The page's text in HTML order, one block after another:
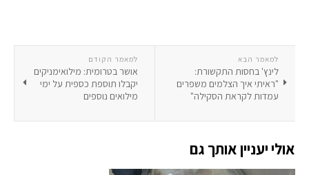
למאמר הקודם
אושר בטרומית: מילואימניקים
יקבלו תוספת כספית על ימי
מילואים נוספים
למאמר הבא
לינץ' בחסות התקשורת:
"ראיתי איך הצלמים משפרים
עמדות לקראת הסקילה"
אולי יעניין אותך גם